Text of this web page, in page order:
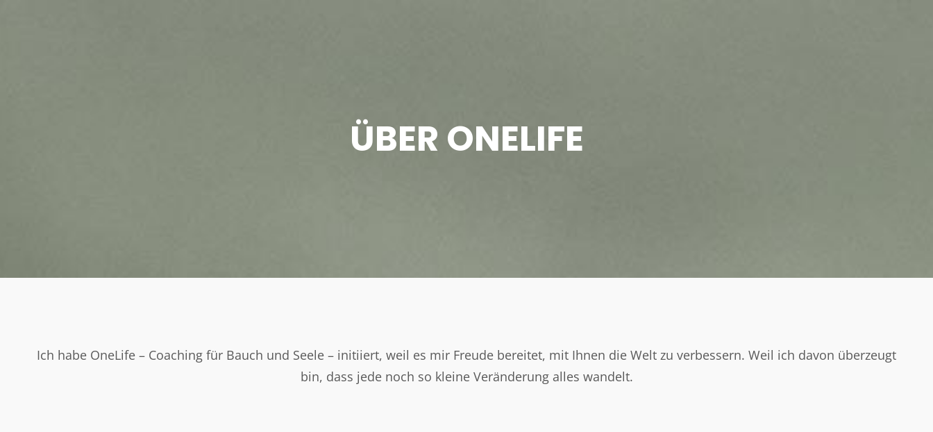
ÜBER ONELIFE
Ich habe OneLife – Coaching für Bauch und Seele – initiiert, weil es mir Freude bereitet, mit Ihnen die Welt zu verbessern. Weil ich davon überzeugt
bin, dass jede noch so kleine Veränderung alles wandelt.